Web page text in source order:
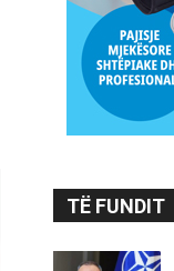
TË FUNDIT